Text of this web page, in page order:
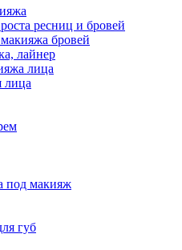
ресниц и бровей
бровей
лайнер
лица
лица
под макияж
губ